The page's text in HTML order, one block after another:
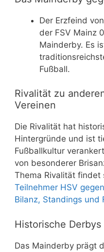
Der Erzfeind
der FSV Mainz
Mainderby. Es
Fußball.
Rivalität zu
Vereinen
Die Rivalität hat
Hintergründe und ist
Fußballkultur
von besonderer
Thema Rivalität findet
Teilnehmer HSV
Bilanz, Standings und
Historische Derbys
Das Mainderby prägt